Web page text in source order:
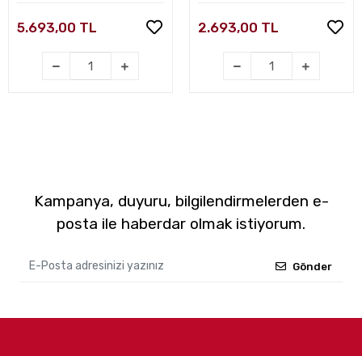
5.693,00 TL 2.693,00 TL
Kampanya, duyuru, bilgilendirmelerden e-
posta ile haberdar olmak istiyorum.
Gönder